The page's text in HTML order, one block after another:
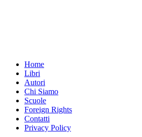
Home
Libri
Autori
Chi Siamo
Scuole
Foreign Rights
Contatti
Privacy Policy